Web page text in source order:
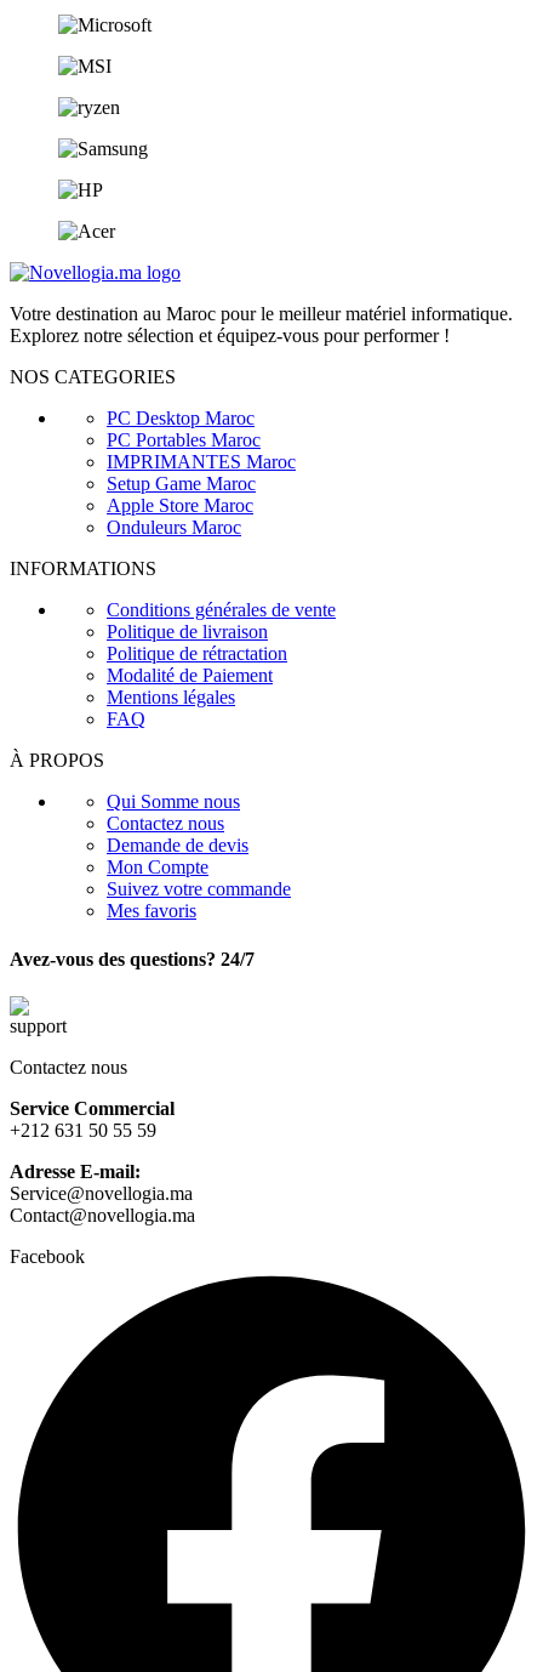
Votre destination au Maroc pour le meilleur matériel informatique.
Explorez notre sélection et équipez-vous pour performer !
NOS CATEGORIES
PC Desktop Maroc
PC Portables Maroc
IMPRIMANTES Maroc
Setup Game Maroc
Apple Store Maroc
Onduleurs Maroc
INFORMATIONS
Conditions générales de vente
Politique de livraison
Politique de rétractation
Modalité de Paiement
Mentions légales
FAQ
À PROPOS
Qui Somme nous
Contactez nous
Demande de devis
Mon Compte
Suivez votre commande
Mes favoris
Avez-vous des questions? 24/7
Contactez nous
Service Commercial
+212 631 50 55 59
Adresse E-mail:
Service@novellogia.ma
Contact@novellogia.ma
Facebook